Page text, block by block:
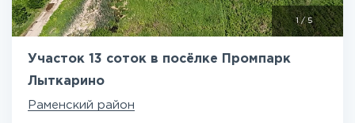
1 /5
Участок 13 соток в посёлке Промпарк
Лыткарино
Раменский район